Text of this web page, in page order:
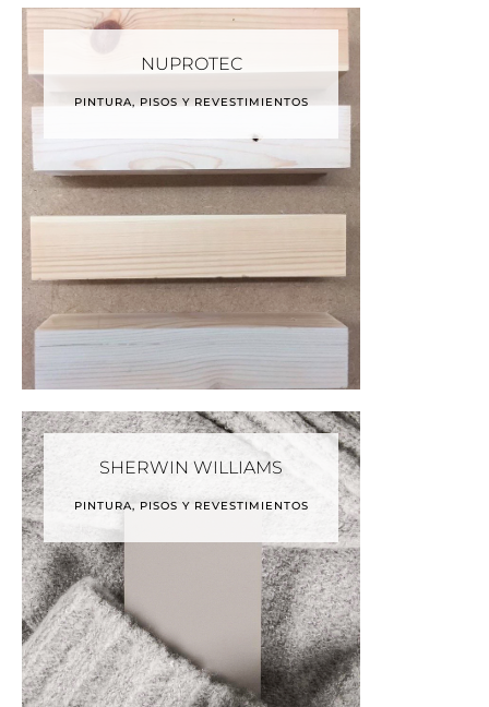
NUPROTEC
PINTURA, PISOS Y REVESTIMIENTOS
SHERWIN WILLIAMS
PINTURA, PISOS Y REVESTIMIENTOS